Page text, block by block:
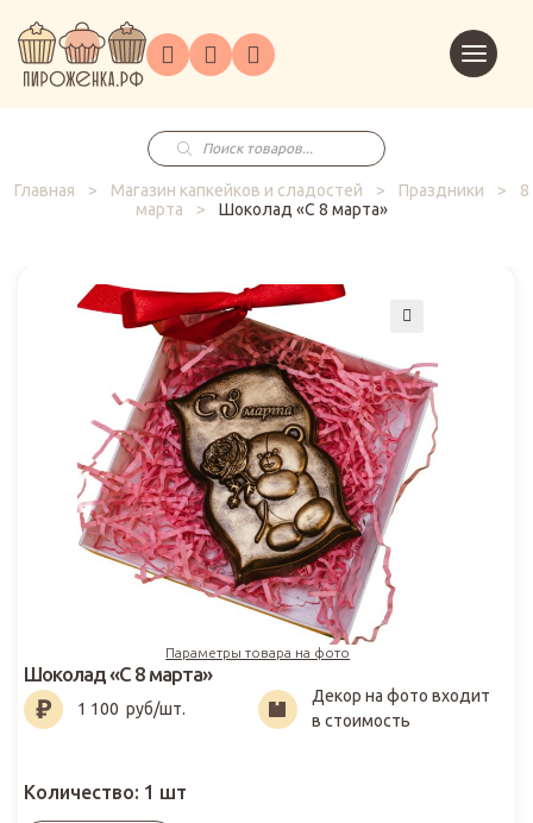
ГлавнаяКаталог
на
заказ
Праздники
Корпоративным
клиентам
в
корзину
Поиск
товаров
Главная
> Магазин капкейков и сладостей > Праздники >
8
марта
> Шоколад «С 8 марта»
Параметры товара на фото
1 100₽
Шоколад «С 8 марта»
1 100 руб/шт.
Декор на фото входит
в стоимость
Количество: 1 шт